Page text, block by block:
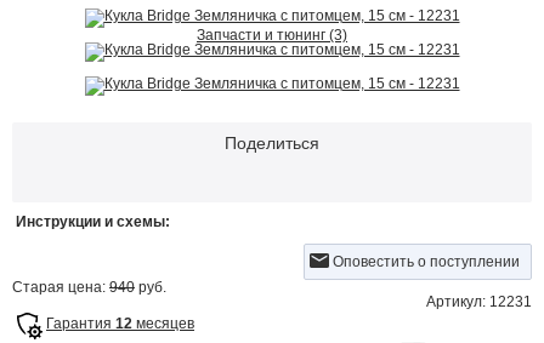
Запчасти и тюнинг (3)
Поделиться
Инструкции и схемы:
Оповестить о поступлении
Старая цена: 940 руб.
Артикул: 12231
Гарантия 12 месяцев